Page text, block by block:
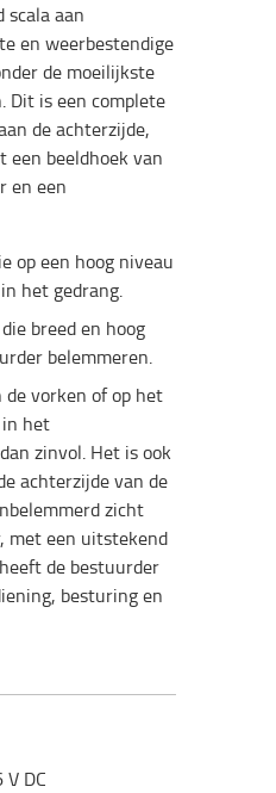
scala aan
en weerbestendige
de moeilijkste
Dit is een complete
de achterzijde,
een beeldhoek van
en een
op een hoog niveau
het gedrang.
breed en hoog
belemmeren.
de vorken of op het
het
zinvol. Het is ook
achterzijde van de
zicht
met een uitstekend
de bestuurder
besturing en
DC